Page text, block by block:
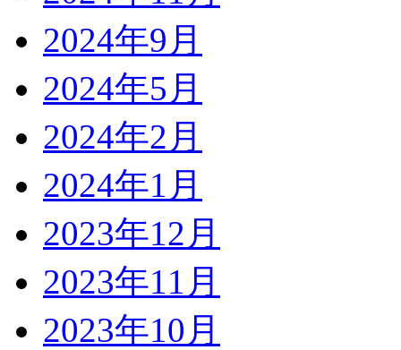
2024年9月
2024年5月
2024年2月
2024年1月
2023年12月
2023年11月
2023年10月